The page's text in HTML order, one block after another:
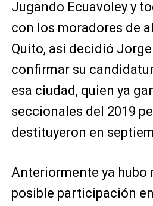
Jugando Ecuavoley y
con los moradores de
Quito, así decidió
confirmar su
esa ciudad, quien ya
seccionales del 2019
destituyeron en
Anteriormente ya hubo
posible participación